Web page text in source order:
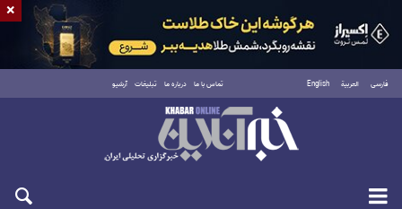
فارسی العربية English تماس با ما درباره ما تبلیغات آرشیو
پنجشنبه ۱۵ مرداد ۱۴۰۵
×